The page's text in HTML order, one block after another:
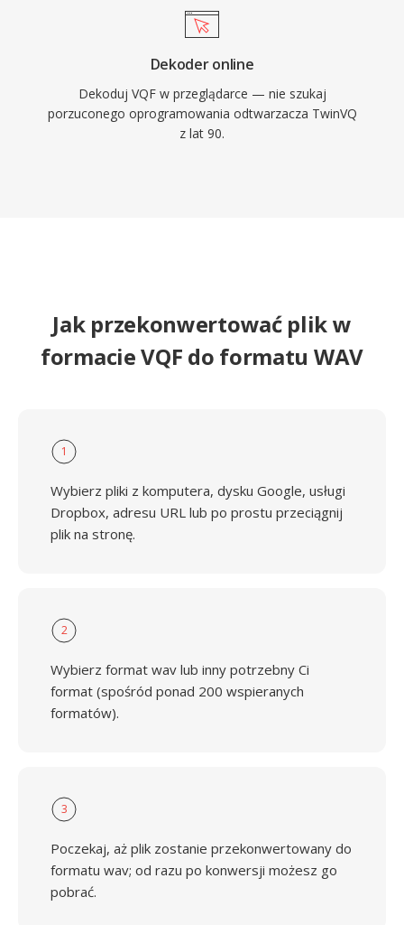
Dekoder online
Dekoduj VQF w przeglądarce — nie szukaj
porzuconego oprogramowania odtwarzacza TwinVQ
z lat 90.
Jak przekonwertować plik w
formacie VQF do formatu WAV
1
Wybierz pliki z komputera, dysku Google, usługi
Dropbox, adresu URL lub po prostu przeciągnij
plik na stronę.
2
Wybierz format wav lub inny potrzebny Ci
format (spośród ponad 200 wspieranych
formatów).
3
Poczekaj, aż plik zostanie przekonwertowany do
formatu wav; od razu po konwersji możesz go
pobrać.